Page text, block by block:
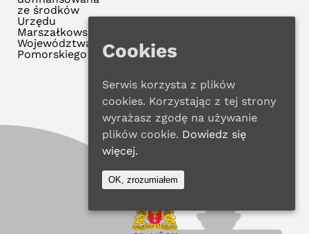
ze środków
Urzędu
Marszałkowskiego
Województwa
Pomorskiego
Cookies
Serwis korzysta z plików
cookies. Korzystając z tej strony
wyrażasz zgodę na używanie
plików cookie. Dowiedz się
więcej.
OK, zrozumiałem